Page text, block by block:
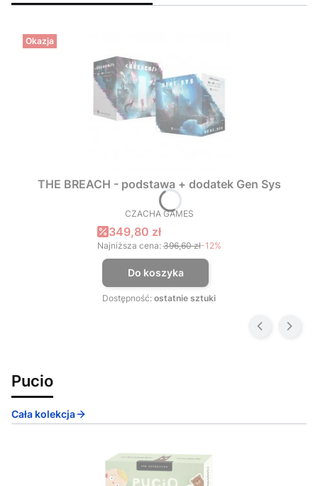
Okazja
THE BREACH - podstawa + dodatek Gen Sys
PRODUCENT
CZACHA GAMES
Cena promocyjna
349,80 zł
Najniższa cena: 396,60 zł-12%
Do koszyka
Dostępność: ostatnie sztuki
Pucio
Cała kolekcja